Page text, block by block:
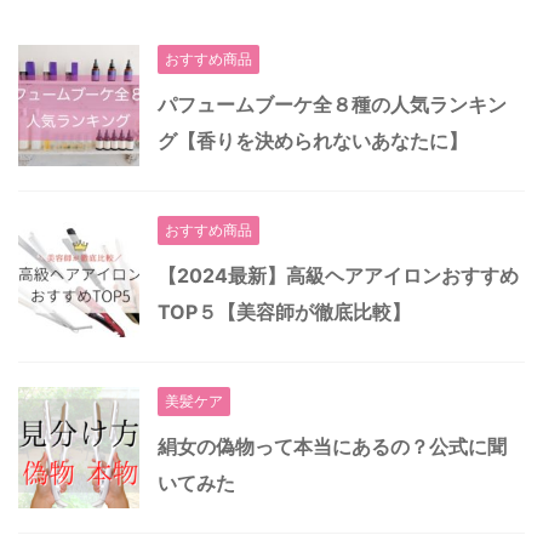
おすすめ商品
パフュームブーケ全８種の人気ランキン
グ【香りを決められないあなたに】
おすすめ商品
【2024最新】高級ヘアアイロンおすすめ
TOP５【美容師が徹底比較】
美髪ケア
絹女の偽物って本当にあるの？公式に聞
いてみた